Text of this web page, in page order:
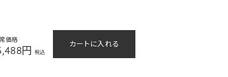
価格
円 税込
カートに入れる